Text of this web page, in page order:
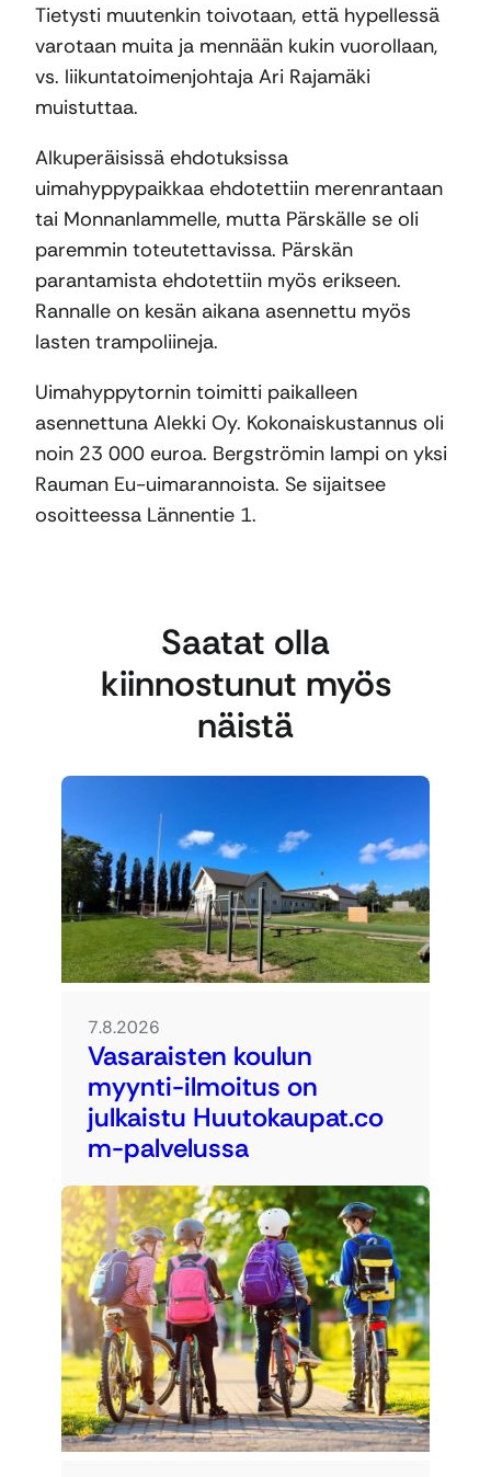
Tietysti muutenkin toivotaan, että hypellessä
varotaan muita ja mennään kukin vuorollaan,
vs. liikuntatoimenjohtaja Ari Rajamäki
muistuttaa.
Alkuperäisissä ehdotuksissa
uimahyppypaikkaa ehdotettiin merenrantaan
tai Monnanlammelle, mutta Pärskälle se oli
paremmin toteutettavissa. Pärskän
parantamista ehdotettiin myös erikseen.
Rannalle on kesän aikana asennettu myös
lasten trampoliineja.
Uimahyppytornin toimitti paikalleen
asennettuna Alekki Oy. Kokonaiskustannus oli
noin 23 000 euroa. Bergströmin lampi on yksi
Rauman Eu-uimarannoista. Se sijaitsee
osoitteessa Lännentie 1.
Saatat olla
kiinnostunut myös
näistä
7.8.2026
Vasaraisten koulun
myynti-ilmoitus on
julkaistu Huutokaupat.co
m-palvelussa